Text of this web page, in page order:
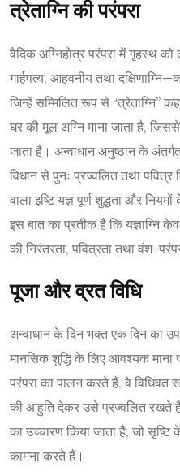
त्रेताग्नि की परंपरा
वैदिक अग्निहोत्र परंपरा में गृहस्थ को
गार्हपत्य, आहवनीय तथा
जिन्हें सम्मिलित रूप से “त्रेताग्नि”
घर की मूल अग्नि माना जाता है,
जाता है। अन्वाधान अनुष्ठान के
विधान से पुनः प्रज्वलित तथा पवित्र
वाला इष्टि यज्ञ पूर्ण शुद्धता और
इस बात का प्रतीक है कि यज्ञाग्नि
की निरंतरता, पवित्रता तथा वंश-
पूजा और व्रत विधि
अन्वाधान के दिन भक्त एक दिन का
मानसिक शुद्धि के लिए आवश्यक माना
परंपरा का पालन करते हैं, वे विधिवत
की आहुति देकर उसे प्रज्वलित रखते
का उच्चारण किया जाता है, जो सृष्टि
कामना करते हैं।